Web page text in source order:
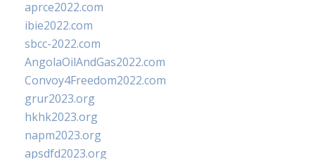
aprce2022.com
ibie2022.com
sbcc-2022.com
AngolaOilAndGas2022.com
Convoy4Freedom2022.com
grur2023.org
hkhk2023.org
napm2023.org
apsdfd2023.org